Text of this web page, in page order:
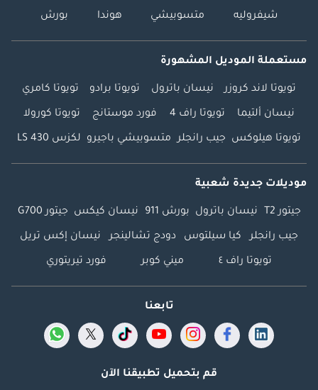
شيفروليه متسوبيشي هوندا بورش
مستعملة الموديل المشهورة
تويوتا لاند كروزر نيسان باترول تويوتا برادو تويوتا كامري
نيسان ألتيما تويوتا راف 4 فورد موستانج تويوتا كورولا
تويوتا هيلوكس جيب رانجلر متسوبيشي باجيرو لكزس LS 430
موديلات جديدة شعبية
جيتور T2 نيسان باترول بورش 911 نيسان كيكس جيتور G700
جيب رانجلر كيا سيلتوس دودج تشالينجر نيسان إكس تريل
تويوتا راف ٤ ميني كوبر فورد تيريتوري
تابعنا
قم بتحميل تطبيقنا الآن